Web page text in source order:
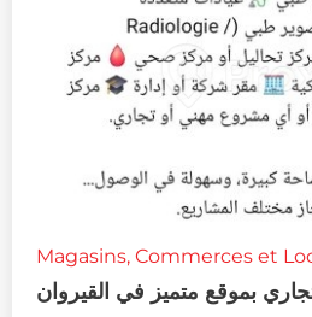
Magasins, Commerces et
بموقع متميز في القيروان